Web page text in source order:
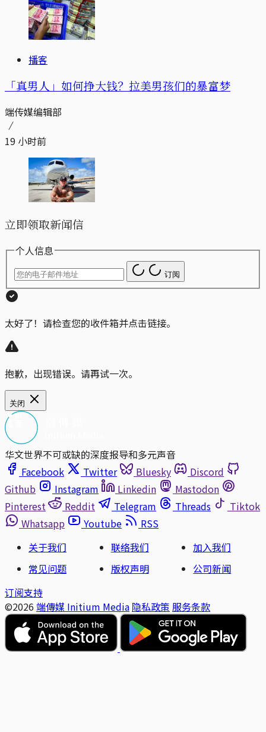
播客
「真男人」如何挣大钱？拉美男孩们的暴富梦
端传媒编辑部
19 小时前
立即领取新闻信
个人信息
订阅
太好了！请检查您的收件箱并点击链接。
抱歉，出现错误。请再试一次。
关闭
华文世界不可或缺的深度报导和多元声音
Facebook
Twitter Bluesky
Discord
Github
Instagram Linkedin
Mastodon
Pinterest
Reddit Telegram Threads
Tiktok
Whatsapp
Youtube
RSS
关于我们
联络我们
加入我们
常见问题
版权声明
公司新闻
订阅支持
©2026 端傳媒 Initium Media 隐私政策 服务条款